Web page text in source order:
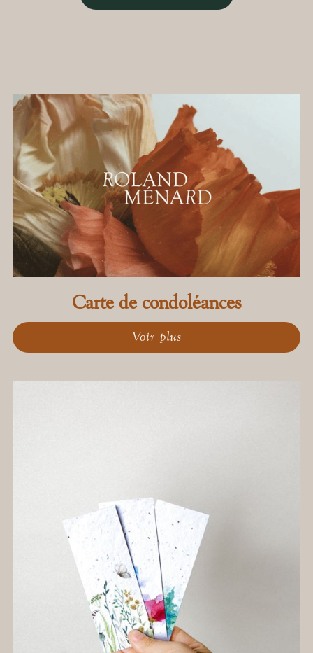
Carte de condoléances
Voir plus